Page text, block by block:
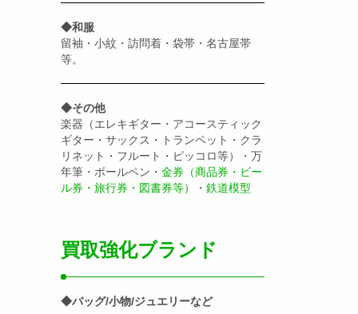
◆和服
留袖・小紋・訪問着・袋帯・名古屋帯
等。
◆その他
楽器（エレキギター・アコースティック
ギター・サックス・トランペット・クラ
リネット・フルート・ピッコロ等）・万
年筆・ボールペン・ 金券（商品券・ビー
ル券・旅行券・図書券等）
・ 鉄道模型
買取強化ブランド
◆バッグ/小物/ジュエリーなど